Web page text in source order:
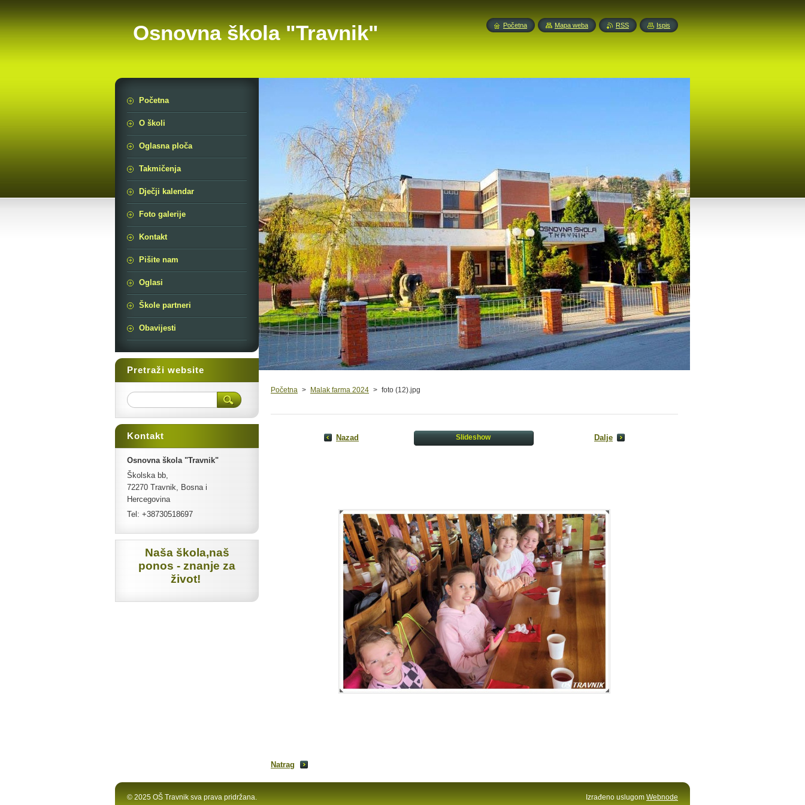
Osnovna škola "Travnik"
Početna > Malak farma 2024 > foto (12).jpg
Nazad Slideshow Dalje
Natrag
Početna
O školi
Oglasna ploča
Takmičenja
Dječji kalendar
Foto galerije
Kontakt
Pišite nam
Oglasi
Škole partneri
Obavijesti
Pretraži website
Kontakt
Osnovna škola "Travnik"
Školska bb,
72270 Travnik, Bosna i
Hercegovina
Tel: +38730518697
Naša škola,naš
ponos - znanje za
život!
© 2025 OŠ Travnik sva prava pridržana. Izrađeno uslugom Webnode
Početna Mapa weba RSS Ispis